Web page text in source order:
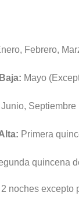
Febrero,
Mayo
Junio, Septiembre
Primera
quincena
noches